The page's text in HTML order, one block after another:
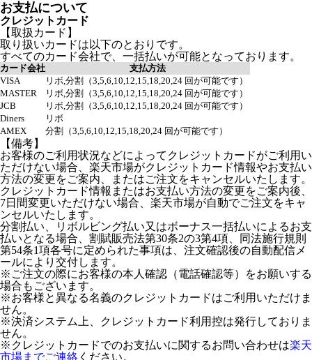
お支払について
クレジットカード
【取扱カード】
取り扱いカードは以下のとおりです。
すべてのカード会社で、一括払いが可能となっております。
カード会社
支払方法
VISA
リボ,分割（3,5,6,10,12,15,18,20,24 回が可能です）
MASTER
リボ,分割（3,5,6,10,12,15,18,20,24 回が可能です）
JCB
リボ,分割（3,5,6,10,12,15,18,20,24 回が可能です）
Diners
リボ
AMEX
分割（3,5,6,10,12,15,18,20,24 回が可能です）
【備考】
お客様のご利用状況などによってクレジットカードがご利用い
ただけない場合、楽天市場がクレジットカード情報やお支払い
方法の変更をご案内、またはご注文をキャンセルいたします。
クレジットカード情報またはお支払い方法の変更をご案内後、
7日間変更いただけない場合、楽天市場が自動でご注文をキャ
ンセルいたします。
分割払い、リボルビング払い又はボーナス一括払いによるお支
払いとなる場合、割賦販売法第30条2の3第4項、同法施行規則
第54条1項各号に定められた事項は、注文確認後の自動配信メ
ールにより交付します。
※ご注文の際にお客様の本人確認（電話確認等）をお願いする
場合もございます。
※お客様と異なる名義のクレジットカードはご利用いただけま
せん。
※決済システム上、クレジットカード利用控は発行しておりま
せん。
※クレジットカードでのお支払いに関するお問い合わせは楽天
市場までご連絡 ください。